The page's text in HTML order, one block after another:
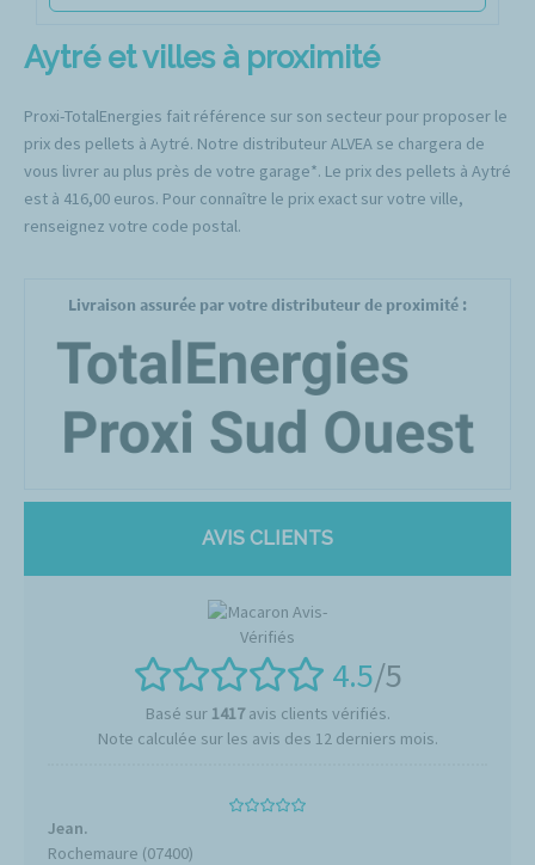
Aytré et villes à proximité
Proxi-TotalEnergies fait référence sur son secteur pour proposer le
prix des pellets à Aytré. Notre distributeur ALVEA se chargera de
vous livrer au plus près de votre garage*. Le prix des pellets à Aytré
est à 416,00 euros. Pour connaître le prix exact sur votre ville,
renseignez votre code postal.
Livraison assurée par votre distributeur de proximité :
AVIS CLIENTS
4.5/5
Basé sur 1417avis clients vérifiés.
Note calculée sur les avis des 12 derniers mois.
Jean.
Rochemaure (07400)